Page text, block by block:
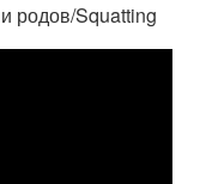
родов/Squatting